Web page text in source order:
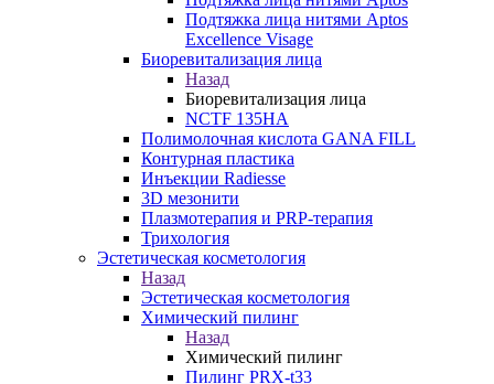
Подтяжка лица нитями Aptos
Excellence Visage
Биоревитализация лица
Назад
Биоревитализация лица
NCTF 135HA
Полимолочная кислота GANA FILL
Контурная пластика
Инъекции Radiesse
3D мезонити
Плазмотерапия и PRP-терапия
Трихология
Эстетическая косметология
Назад
Эстетическая косметология
Химический пилинг
Назад
Химический пилинг
Пилинг PRX-t33